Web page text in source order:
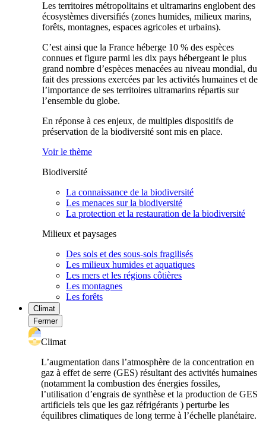
Les territoires métropolitains et ultramarins englobent des
écosystèmes diversifiés (zones humides, milieux marins,
forêts, montagnes, espaces agricoles et urbains).
C’est ainsi que la France héberge 10 % des espèces
connues et figure parmi les dix pays hébergeant le plus
grand nombre d’espèces menacées au niveau mondial, du
fait des pressions exercées par les activités humaines et de
l’importance de ses territoires ultramarins répartis sur
l’ensemble du globe.
En réponse à ces enjeux, de multiples dispositifs de
préservation de la biodiversité sont mis en place.
Voir le thème
Biodiversité
La connaissance de la biodiversité
Les menaces sur la biodiversité
La protection et la restauration de la biodiversité
Milieux et paysages
Des sols et des sous-sols fragilisés
Les milieux humides et aquatiques
Les mers et les régions côtières
Les montagnes
Les forêts
Climat
Fermer
Climat
L’augmentation dans l’atmosphère de la concentration en
gaz à effet de serre (GES) résultant des activités humaines
(notamment la combustion des énergies fossiles,
l’utilisation d’engrais de synthèse et la production de GES
artificiels tels que les gaz réfrigérants ) perturbe les
équilibres climatiques de long terme à l’échelle planétaire.